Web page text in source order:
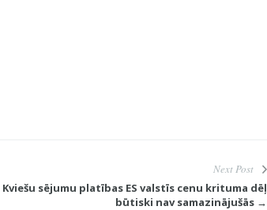
Next Post
Kviešu sējumu platības ES valstīs cenu krituma dēļ
būtiski nav samazinājušās →